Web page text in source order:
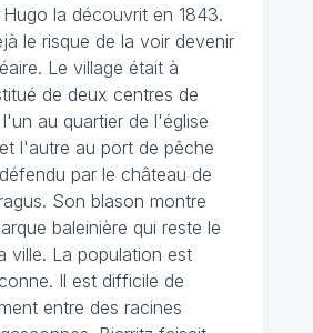
la découvrit en 1843.
le risque de la voir devenir
Le village était à
de deux centres de
au quartier de l'église
l'autre au port de pêche
par le château de
Son blason montre
baleinière qui reste le
ville. La population est
Il est difficile de
entre des racines